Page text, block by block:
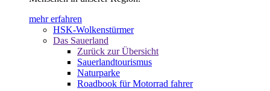
mehr erfahren
HSK-Wolkenstürmer
Das Sauerland
Zurück zur Übersicht
Sauerlandtourismus
Naturparke
Roadbook für Motorrad fahrer